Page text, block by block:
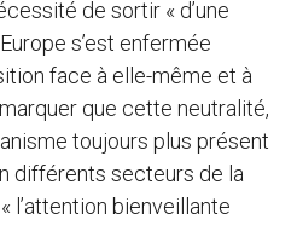
de sortir « d’une
s’est enfermée
face à elle-même et à
que cette neutralité,
toujours plus présent
différents secteurs de la
l’attention bienveillante